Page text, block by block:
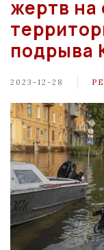
жертв на
подрыва
2023-12-28